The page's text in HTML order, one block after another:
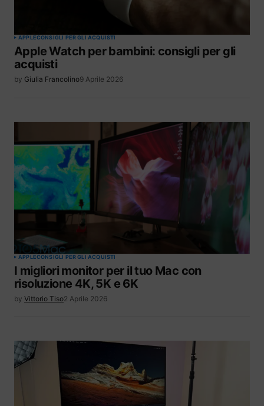
APPLECONSIGLI PER GLI ACQUISTI
Apple Watch per bambini: consigli per gli
acquisti
by Giulia Francolino9 Aprile 2026
APPLECONSIGLI PER GLI ACQUISTI
I migliori monitor per il tuo Mac con
risoluzione 4K, 5K e 6K
by Vittorio Tiso2 Aprile 2026